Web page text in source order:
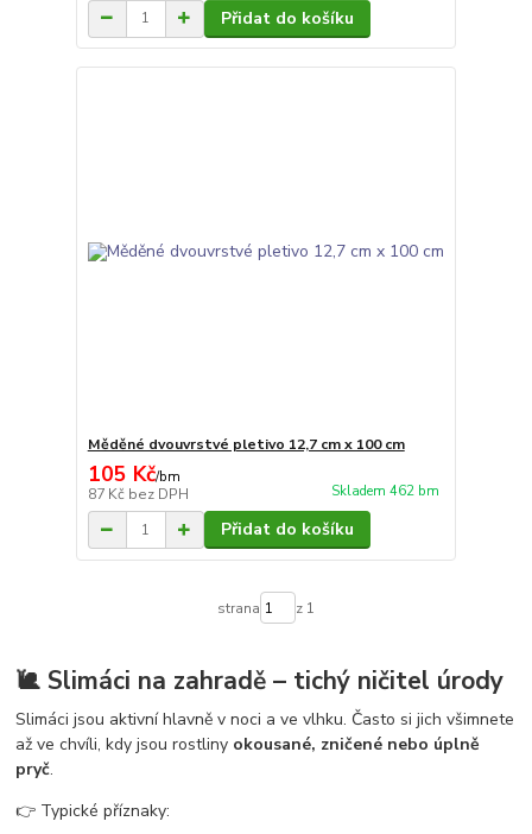
Přidat do košíku
Měděné dvouvrstvé pletivo 12,7 cm x 100 cm
105 Kč/bm
87 Kč bez DPH Skladem 462 bm
Přidat do košíku
strana z 1
🐌 Slimáci na zahradě – tichý ničitel úrody
Slimáci jsou aktivní hlavně v noci a ve vlhku. Často si jich všimnete
až ve chvíli, kdy jsou rostliny okousané, zničené nebo úplně
pryč.
👉 Typické příznaky: